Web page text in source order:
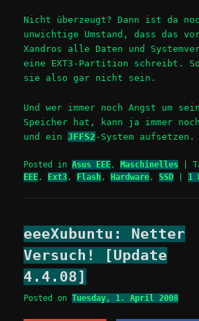
Nicht überzeugt? Dann ist da
unwichtige Umstand, dass das
Xandros alle Daten und
eine EXT3-Partition schreibt. So
sie also gar nicht sein.
Und wer immer noch Angst um
Speicher hat, kann ja immer
und einJFFS2 -System aufsetzen.
Posted in Asus EEE ,Maschinelles |
EEE , Ext3 , Flash ,Hardware ,SSD 1
eeeXubuntu: Netter
Versuch! [Update
4.4.08]
Posted onTuesday, 1. April 2008